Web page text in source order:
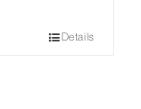
Details